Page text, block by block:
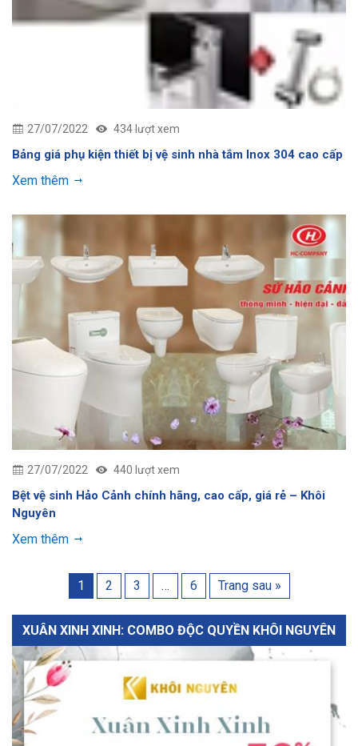
27/07/2022 434 lượt xem
Bảng giá phụ kiện thiết bị vệ sinh nhà tắm Inox 304 cao cấp
Xem thêm
27/07/2022 440 lượt xem
Bệt vệ sinh Hảo Cảnh chính hãng, cao cấp, giá rẻ – Khôi
Nguyên
Xem thêm
1 2 3 … 6 Trang sau »
XUÂN XINH XINH: COMBO ĐỘC QUYỀN KHÔI NGUYÊN